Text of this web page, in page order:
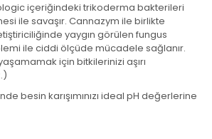
içeriğindeki trikoderma bakterileri
ile savaşır. Cannazym ile birlikte
yaygın görülen fungus
ile ciddi ölçüde mücadele sağlanır.
için bitkilerinizi aşırı
besin karışımınızı ideal pH değerlerine